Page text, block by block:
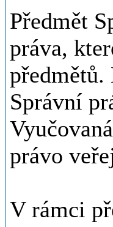
Předmět
práva,
předmětů.
Správní
právo
V rámci